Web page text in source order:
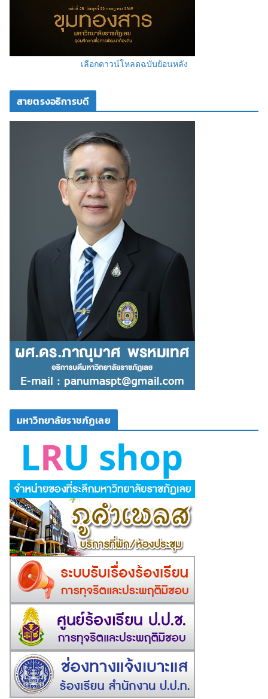
เลือกดาวน์โหลดฉบับย้อนหลัง
สายตรงอธิการบดี
มหาวิทยาลัยราชภัฏเลย